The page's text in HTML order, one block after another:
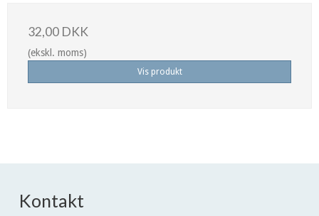
32,00 DKK
(ekskl. moms)
Vis produkt
Kontakt